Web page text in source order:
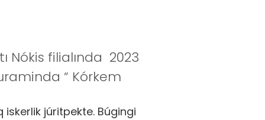
filialında 2023
“ Kórkem
júritpekte. Búgingi